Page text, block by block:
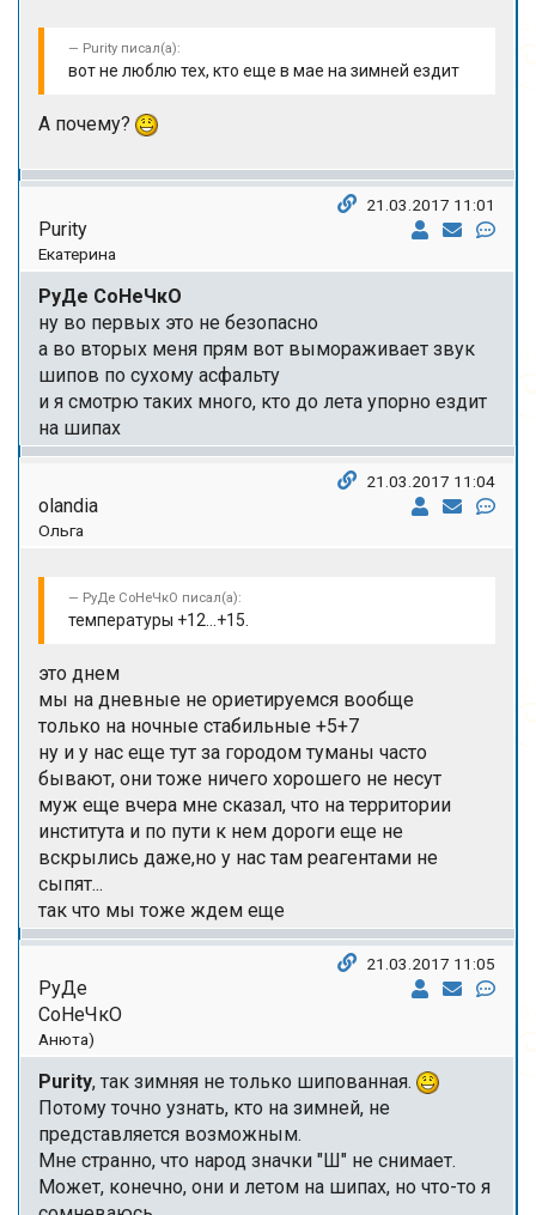
Purity писал(а):
вот не люблю тех, кто еще в мае на зимней ездит
А почему?
Purity
Екатерина
21.03.2017 11:01
РуДе СоНеЧкО
ну во первых это не безопасно
а во вторых меня прям вот вымораживает звук
шипов по сухому асфальту
и я смотрю таких много, кто до лета упорно ездит
на шипах
olandia
Ольга
21.03.2017 11:04
РуДе СоНеЧкО писал(а):
температуры +12...+15.
это днем
мы на дневные не ориетируемся вообще
только на ночные стабильные +5+7
ну и у нас еще тут за городом туманы часто
бывают, они тоже ничего хорошего не несут
муж еще вчера мне сказал, что на территории
института и по пути к нем дороги еще не
вскрылись даже,но у нас там реагентами не
сыпят...
так что мы тоже ждем еще
РуДе
СоНеЧкО
Анюта)
21.03.2017 11:05
Purity, так зимняя не только шипованная.
Потому точно узнать, кто на зимней, не
представляется возможным.
Мне странно, что народ значки "Ш" не снимает.
Может, конечно, они и летом на шипах, но что-то я